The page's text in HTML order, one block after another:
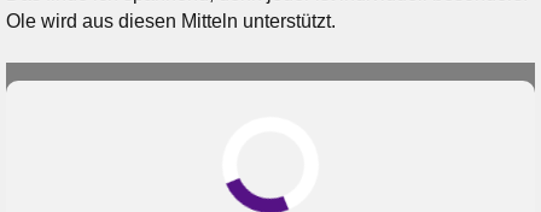
Ole wird aus diesen Mitteln unterstützt.